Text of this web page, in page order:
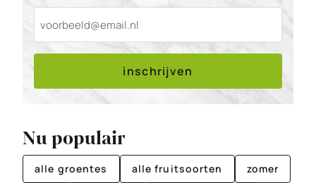
inschrijven
Nu populair
alle groentes alle fruitsoorten zomer